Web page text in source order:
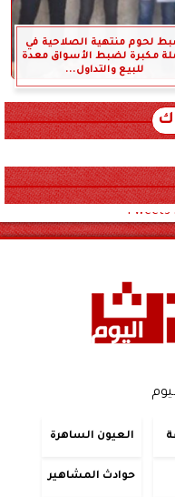
لحوم منتهية الصلاحية في
مكبرة لضبط الأسواق معدة
للبيع والتداول...
Tweets
العيون الساهرة
حوادث المشاهير